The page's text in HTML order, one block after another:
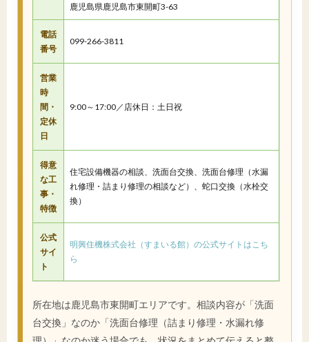
鹿児島県鹿児島市東開町3-63
電話
番号
099-266-3811
営業
時
間・
定休
日
9:00～17:00／店休日：土日祝
得意
な工
事・
特徴
住宅設備機器の相談、洗面台交換、洗面台修理（水漏
れ修理・詰まり修理の相談など）、蛇口交換（水栓交
換）
公式
サイ
ト
明興住機株式会社（すまいる館）の公式サイトはこち
ら
所在地は鹿児島市東開町エリアです。相談内容が「洗面
台交換」なのか「洗面台修理（詰まり修理・水漏れ修